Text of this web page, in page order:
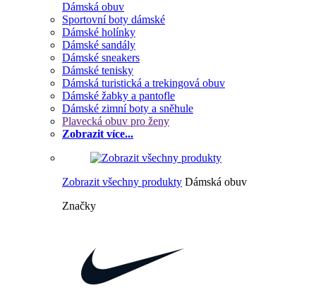
Dámská obuv
Sportovní boty dámské
Dámské holínky
Dámské sandály
Dámské sneakers
Dámské tenisky
Dámská turistická a trekingová obuv
Dámské žabky a pantofle
Dámské zimní boty a sněhule
Plavecká obuv pro ženy
Zobrazit více...
Zobrazit všechny produkty Dámská obuv
Značky